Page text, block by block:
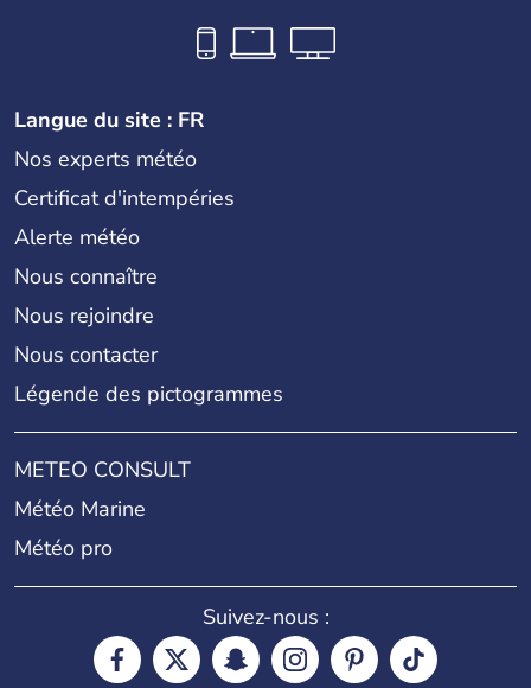
Langue du site : FR
Nos experts météo
Certificat d'intempéries
Alerte météo
Nous connaître
Nous rejoindre
Nous contacter
Légende des pictogrammes
METEO CONSULT
Météo Marine
Météo pro
Suivez-nous :